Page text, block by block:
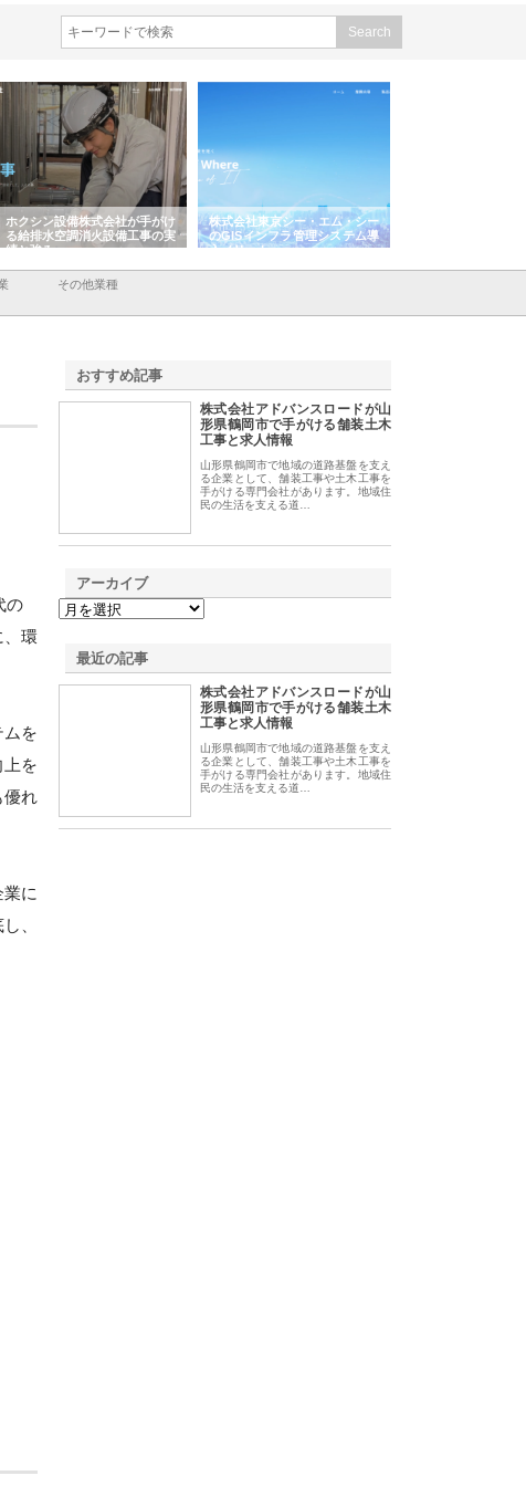
ホクシン設備株式会社が手がけ
る給排水空調消火設備工事の実
績と強み
株式会社東京シー・エム・シー
のGISインフラ管理システム導
入メリット
その他業種
の
、環
を
を
優れ
に
、
おすすめ記事
株式会社アドバンスロードが山
形県鶴岡市で手がける舗装土木
工事と求人情報
山形県鶴岡市で地域の道路基盤を支え
る企業として、舗装工事や土木工事を
手がける専門会社があります。地域住
民の生活を支える道…
アーカイブ
最近の記事
株式会社アドバンスロードが山
形県鶴岡市で手がける舗装土木
工事と求人情報
山形県鶴岡市で地域の道路基盤を支え
る企業として、舗装工事や土木工事を
手がける専門会社があります。地域住
民の生活を支える道…